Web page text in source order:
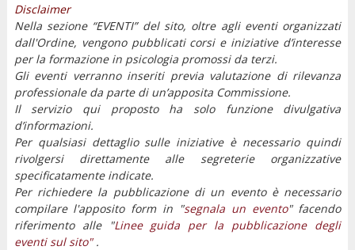
Disclaimer
Nella sezione “EVENTI” del sito, oltre agli eventi organizzati
dall'Ordine, vengono pubblicati corsi e iniziative d’interesse
per la formazione in psicologia promossi da terzi.
Gli eventi verranno inseriti previa valutazione di rilevanza
professionale da parte di un’apposita Commissione.
Il servizio qui proposto ha solo funzione divulgativa
d’informazioni.
Per qualsiasi dettaglio sulle iniziative è necessario quindi
rivolgersi direttamente alle segreterie organizzative
specificatamente indicate.
Per richiedere la pubblicazione di un evento è necessario
compilare l'apposito form in "segnala un evento" facendo
riferimento alle "Linee guida per la pubblicazione degli
eventi sul sito".